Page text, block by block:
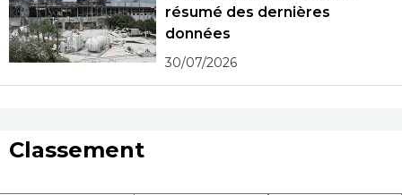
résumé des dernières
données
30/07/2026
Classement